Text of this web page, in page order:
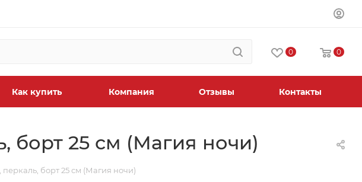
0 0
Как купить Компания Отзывы Контакты
борт 25 см (Магия ночи)
борт 25 см (Магия ночи)